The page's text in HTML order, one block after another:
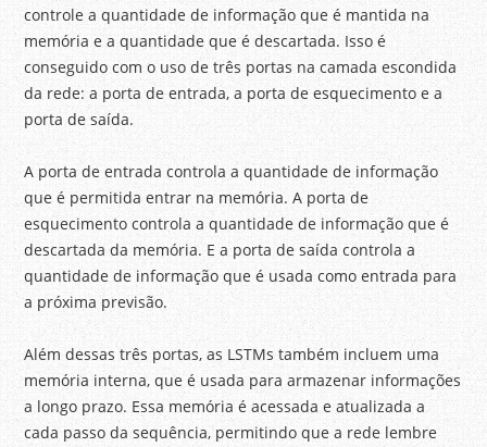
controle a quantidade de informação que é mantida na
memória e a quantidade que é descartada. Isso é
conseguido com o uso de três portas na camada escondida
da rede: a porta de entrada, a porta de esquecimento e a
porta de saída.
A porta de entrada controla a quantidade de informação
que é permitida entrar na memória. A porta de
esquecimento controla a quantidade de informação que é
descartada da memória. E a porta de saída controla a
quantidade de informação que é usada como entrada para
a próxima previsão.
Além dessas três portas, as LSTMs também incluem uma
memória interna, que é usada para armazenar informações
a longo prazo. Essa memória é acessada e atualizada a
cada passo da sequência, permitindo que a rede lembre